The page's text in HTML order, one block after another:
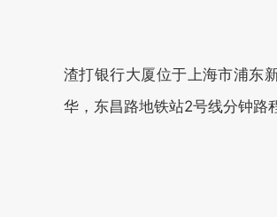
渣打银行大厦位于上海市浦东新
华，东昌路地铁站2号线分钟路